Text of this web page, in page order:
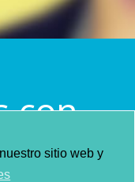
sitio web y
con